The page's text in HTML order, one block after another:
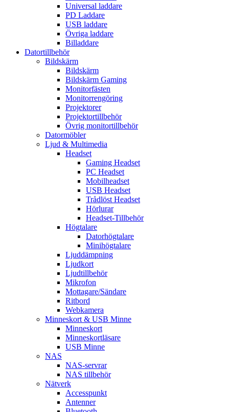
Universal laddare
PD Laddare
USB laddare
Övriga laddare
Billaddare
Datortillbehör
Bildskärm
Bildskärm
Bildskärm Gaming
Monitorfästen
Monitorrengöring
Projektorer
Projektortillbehör
Övrig monitortillbehör
Datormöbler
Ljud & Multimedia
Headset
Gaming Headset
PC Headset
Mobilheadset
USB Headset
Trådlöst Headset
Hörlurar
Headset-Tillbehör
Högtalare
Datorhögtalare
Minihögtalare
Ljuddämpning
Ljudkort
Ljudtillbehör
Mikrofon
Mottagare/Sändare
Ritbord
Webkamera
Minneskort & USB Minne
Minneskort
Minneskortläsare
USB Minne
NAS
NAS-servrar
NAS tillbehör
Nätverk
Accesspunkt
Antenner